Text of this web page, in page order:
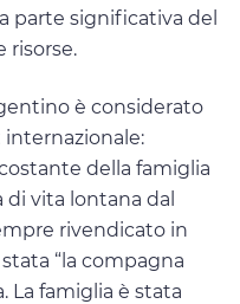
parte significativa del
risorse.
è considerato
della famiglia
vita lontana dal
rivendicato in
“la compagna
La famiglia è stata